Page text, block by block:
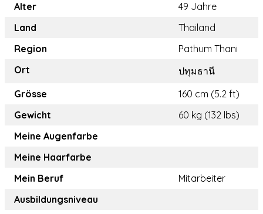
Alter
49 Jahre
Land
Thailand
Region
Pathum Thani
Ort
ปทุมธานี
Grösse
160 cm (5.2 ft)
Gewicht
60 kg (132 lbs)
Meine Augenfarbe
Meine Haarfarbe
Mein Beruf
Mitarbeiter
Ausbildungsniveau